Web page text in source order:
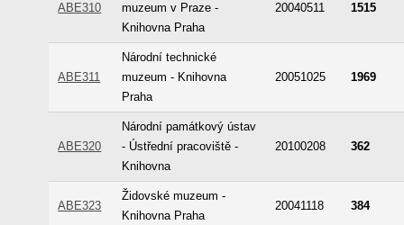
ABE310
muzeum v Praze -
Knihovna Praha
20040511 1515
ABE311
Národní technické
muzeum - Knihovna
Praha
20051025 1969
ABE320
Národní památkový ústav
- Ústřední pracoviště -
Knihovna
20100208 362
ABE323
Židovské muzeum -
Knihovna Praha
20041118 384